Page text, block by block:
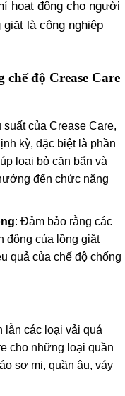
hoạt động cho người
là công nghiệp
độ Crease Care
của Crease Care,
kỳ, đặc biệt là phần
loại bỏ cặn bẩn và
đến chức năng
: Đảm bảo rằng các
động của lồng giặt
quả của chế độ chống
lẫn các loại vải quá
cho những loại quần
sơ mi, quần âu, váy